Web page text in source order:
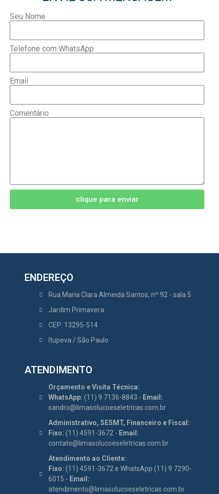
Seu Nome
Telefone com WhatsApp
Email
Comentário
clique para enviar
ENDEREÇO
Rua Maria Clara Almeida Santos, nº 92 - sala 5
Jardim Primavera
CEP: 13295-514
Itupeva / São Paulo
ATENDIMENTO
Orçamento e Visita Técnica:
WhatsApp: (11) 9 7136-8843 - Email:
sandro@limasolucoeseletricas.com.br
Administrativo, SESMT, Financeiro e Fiscal:
Fixo: (11) 4591-3672 - Email:
contato@limasolucoeseletricas.com.br
Atendimento ao Cliente:
Fixo: (11) 4591-3672 e WhatsApp (11) 9 7290-
6015 - Email:
atendimento@limasolucoeseletricas.com.br